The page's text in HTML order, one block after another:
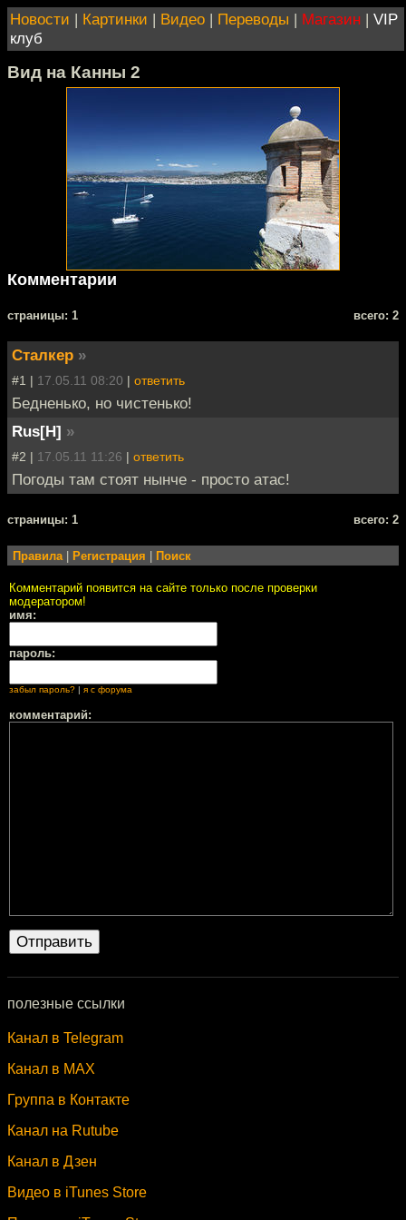
Новости | Картинки | Видео | Переводы | Магазин | VIP
клуб
Вид на Канны 2
Комментарии
cтраницы: 1 всего: 2
Сталкер »
#1 | 17.05.11 08:20 | ответить
Бедненько, но чистенько!
Rus[H] »
#2 | 17.05.11 11:26 | ответить
Погоды там стоят нынче - просто атас!
cтраницы: 1 всего: 2
Правила Регистрация Поиск
Комментарий появится на сайте только после проверки
модератором!
имя:
пароль:
забыл пароль? | я с форума
комментарий:
полезные ссылки
Канал в Telegram
Канал в MAX
Группа в Контакте
Канал на Rutube
Канал в Дзен
Видео в iTunes Store